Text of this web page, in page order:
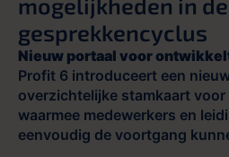
mogelijkheden in de
gesprekkencyclus
Nieuw portaal voor
Profit 6 introduceert een
overzichtelijke stamkaart
waarmee medewerkers en
eenvoudig de voortgang